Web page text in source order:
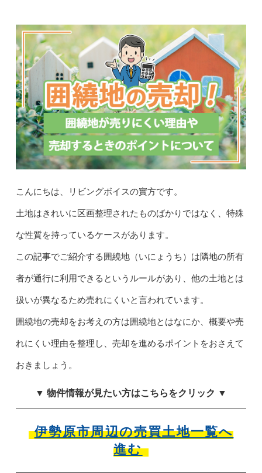
こんにちは、リビングボイスの實方です。
土地はきれいに区画整理されたものばかりではなく、特殊
な性質を持っているケースがあります。
この記事でご紹介する囲繞地（いにょうち）は隣地の所有
者が通行に利用できるというルールがあり、他の土地とは
扱いが異なるため売れにくいと言われています。
囲繞地の売却をお考えの方は囲繞地とはなにか、概要や売
れにくい理由を整理し、売却を進めるポイントをおさえて
おきましょう。
▼ 物件情報が見たい方はこちらをクリック ▼
伊勢原市周辺の売買土地一覧へ
進む